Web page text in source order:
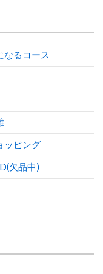
なるコース
ッピング
欠品中)